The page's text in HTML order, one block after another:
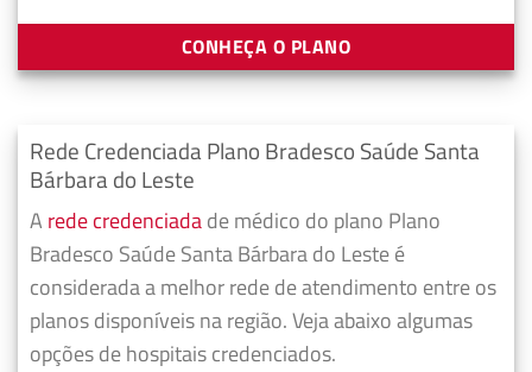
CONHEÇA O PLANO
Rede Credenciada Plano Bradesco Saúde Santa
Bárbara do Leste
A rede credenciadade médico do plano Plano
Bradesco Saúde Santa Bárbara do Leste é
considerada a melhor rede de atendimento entre os
planos disponíveis na região. Veja abaixo algumas
opções de hospitais credenciados.